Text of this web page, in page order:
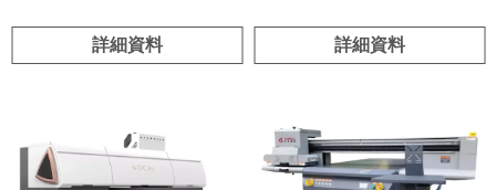
詳細資料 詳細資料